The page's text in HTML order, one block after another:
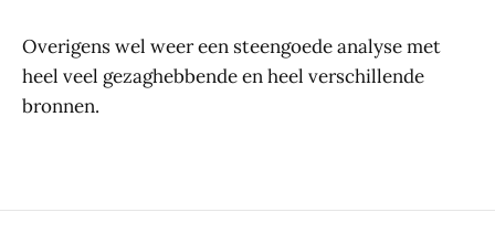
Overigens wel weer een steengoede analyse met
heel veel gezaghebbende en heel verschillende
bronnen.